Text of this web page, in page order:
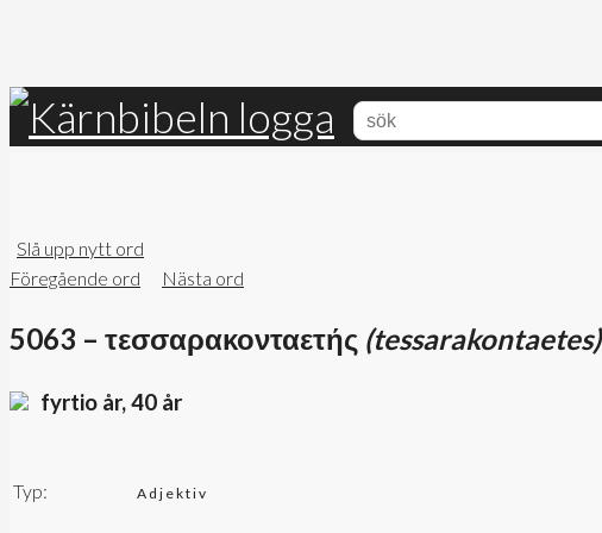
Slå upp nytt ord
Föregående ord
Nästa ord
5063 – τεσσαρακονταετής (tessarakontaetes)
fyrtio år, 40 år
Typ: Adjektiv